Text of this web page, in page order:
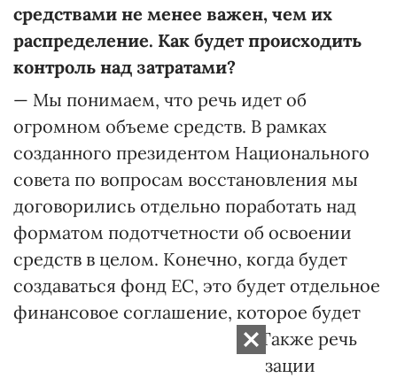
средствами не менее важен, чем их
распределение. Как будет происходить
контроль над затратами?
— Мы понимаем, что речь идет об
огромном объеме средств. В рамках
созданного президентом Национального
совета по вопросам восстановления мы
договорились отдельно поработать над
форматом подотчетности об освоении
средств в целом. Конечно, когда будет
создаваться фонд ЕС, это будет отдельное
финансовое соглашение, которое будет
включать все эти элементы. Также речь
идет о дальнейшей формализации